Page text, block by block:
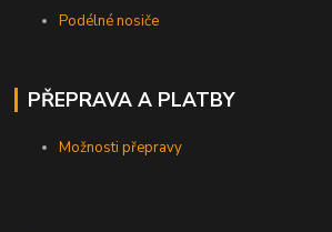
Podélné nosiče
PŘEPRAVA A PLATBY
Možnosti přepravy